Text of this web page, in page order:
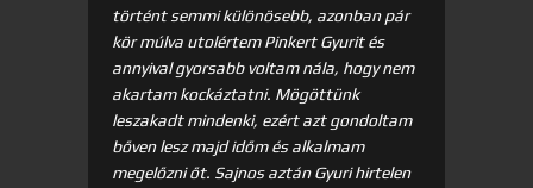
történt semmi különösebb, azonban pár
kör múlva utolértem Pinkert Gyurit és
annyival gyorsabb voltam nála, hogy nem
akartam kockáztatni. Mögöttünk
leszakadt mindenki, ezért azt gondoltam
bőven lesz majd időm és alkalmam
megelőzni őt. Sajnos aztán Gyuri hirtelen